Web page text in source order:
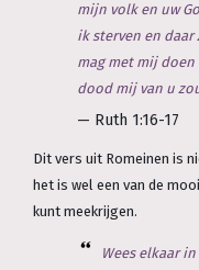
mijn volk en uw
ik sterven en daar
mag met mij
dood mij van u
— Ruth 1:16-17
Dit vers uit Romeinen is
het is wel een van de
kunt meekrijgen.
Wees elkaar